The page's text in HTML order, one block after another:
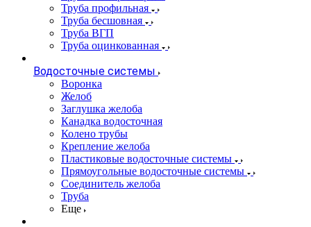
Труба профильная
Труба бесшовная
Труба ВГП
Труба оцинкованная
Водосточные системы
Воронка
Желоб
Заглушка желоба
Канадка водосточная
Колено трубы
Крепление желоба
Пластиковые водосточные системы
Прямоугольные водосточные системы
Соединитель желоба
Труба
Еще